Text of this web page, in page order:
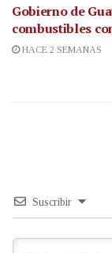
Gobierno de
combustibles
HACE 2 SEMANAS
Suscribir